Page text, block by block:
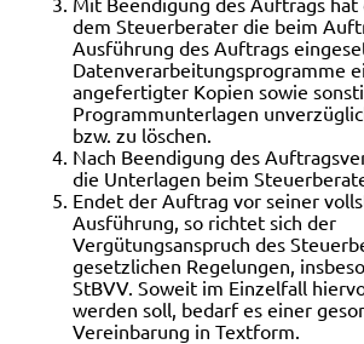
dem Steuerberater die beim
Ausführung des Auftrags
Datenverarbeitungsprogramme
angefertigter Kopien sowie
Programmunterlagen
bzw. zu löschen.
Nach Beendigung des
die Unterlagen beim
Endet der Auftrag vor seiner
Ausführung, so richtet sich der
Vergütungsanspruch des
gesetzlichen Regelungen,
StBVV. Soweit im Einzelfall
werden soll, bedarf es einer
Vereinbarung in Textform.